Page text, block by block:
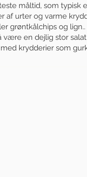
måltid, som typisk
af urter og varme
grøntkålchips og lign..
være en dejlig stor
krydderier som